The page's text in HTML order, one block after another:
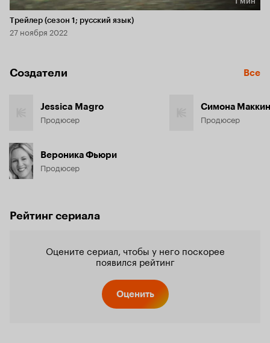
Длительность 1 мин
Трейлер (сезон 1; русский язык)
27 ноября 2022
Создатели Все
Jessica Magro
Продюсер
Вероника Фьюри
Продюсер
Симона
Продюсер
Рейтинг сериала
Оцените сериал, чтобы у него поскорее
появился рейтинг
Оценить